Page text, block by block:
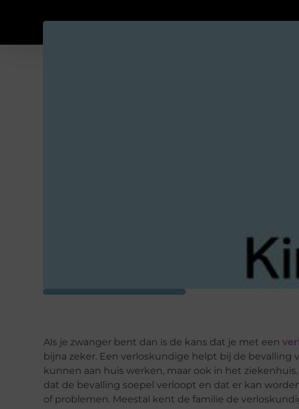
Als je zwanger bent dan is de kans dat je met een
bijna zeker. Een verloskundige helpt bij de bevalling
kunnen aan huis werken, maar ook in het
dat de bevalling soepel verloopt en dat er kan
of problemen. Meestal kent de familie de